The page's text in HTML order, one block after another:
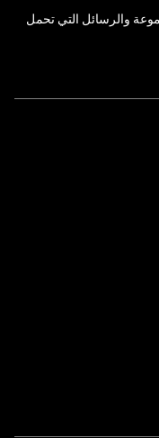
والرسائل التي تحمل